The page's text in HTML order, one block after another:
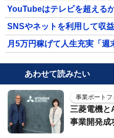
YouTubeはテレビを超える
SNSやネットを利用して収
月5万円稼げて人生充実「週
あわせて読みたい
事業ポート
三菱電機と
事業開発成